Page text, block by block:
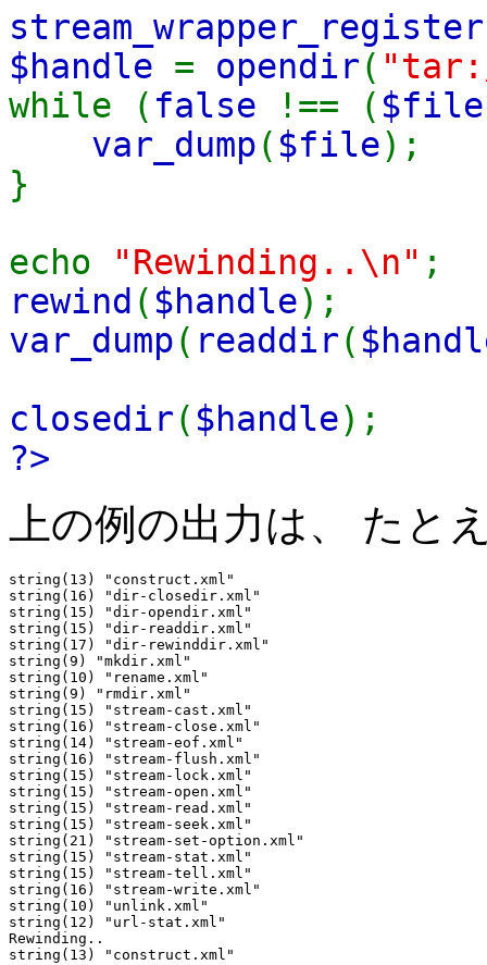
stream_wrapper_register
$handle = opendir(
while ( false !== (
var_dump( $file);
}
echo
"Rewinding..\n" ;
rewind ( $handle);
var_dump( readdir(
closedir( $handle);
?>
上の例の出力は、 たと
string(13) "construct.xml"
string(16) "dir-closedir.xml"
string(15) "dir-opendir.xml"
string(15) "dir-readdir.xml"
string(17) "dir-rewinddir.xml"
string(9) "mkdir.xml"
string(10) "rename.xml"
string(9) "rmdir.xml"
string(15) "stream-cast.xml"
string(16) "stream-close.xml"
string(14) "stream-eof.xml"
string(16) "stream-flush.xml"
string(15) "stream-lock.xml"
string(15) "stream-open.xml"
string(15) "stream-read.xml"
string(15) "stream-seek.xml"
string(21) "stream-set-option.xml"
string(15) "stream-stat.xml"
string(15) "stream-tell.xml"
string(16) "stream-write.xml"
string(10) "unlink.xml"
string(12) "url-stat.xml"
Rewinding..
string(13) "construct.xml"